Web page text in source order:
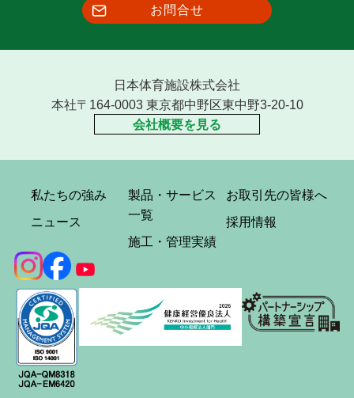
お問合せ
日本体育施設株式会社
本社〒164-0003 東京都中野区東中野3-20-10
会社概要を見る
私たちの強み
ニュース
製品・サービス
一覧
施工・管理実績
お取引先の皆様へ
採用情報